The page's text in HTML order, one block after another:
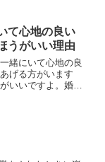
て心地の良い
うがいい理由
緒にいて心地の良
げる方がいます
いいですよ。婚活